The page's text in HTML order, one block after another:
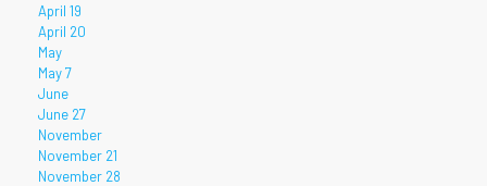
April 19
April 20
May
May 7
June
June 27
November
November 21
November 28